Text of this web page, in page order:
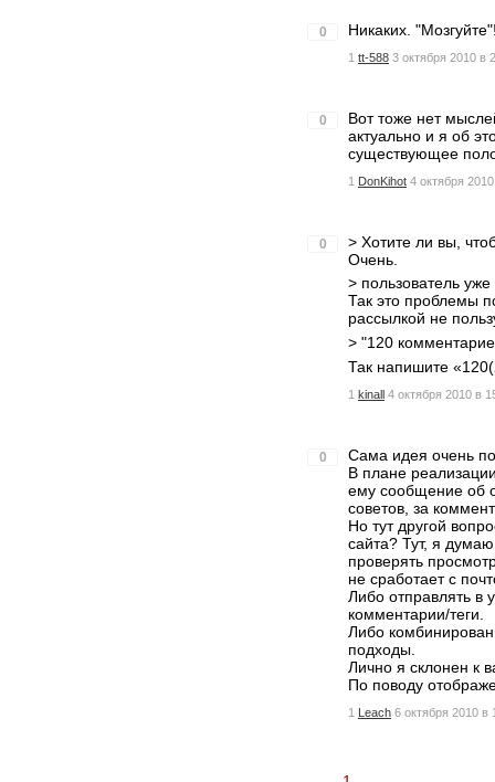
0 Никаких.
1 tt-588 3 октября 2010 в
0
Вот тоже нет
актуально и я об
существующее
1 DonKihot 4 октября
0
> Хотите ли вы,
Очень.
> пользователь
Так это проблемы
рассылкой не
> "120
Так напишите
1 kinall 4 октября 2010 в
0
Сама идея очень
В плане
ему сообщение об
советов, за
Но тут другой
сайта? Тут, я
проверять
не сработает с
Либо отправлять в
комментарии/теги.
Либо
подходы.
Лично я склонен к
По поводу
1 Leach 6 октября 2010 в